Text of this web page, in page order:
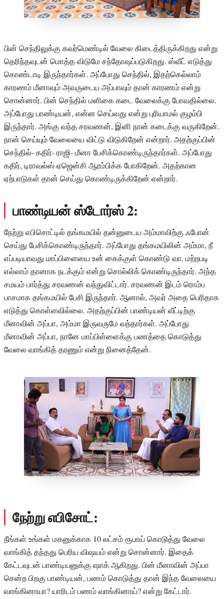
பின் செந்திலுக்கு கவர்மெண்டில் வேலை கிடைத்திருக்கிறது என்று
தெரிந்தவுடன் மொத்த விடுமே சந்தோஷப்படுகிறது. ஸ்வீட் எடுத்து
கொண்டாடி இருந்தார்கள். அப்போது செந்தில், இதற்கெல்லாம்
காரணம் மீனாவும் அவருடைய அப்பாவும் தான் காரணம் என்று
சொன்னார். பின் செந்தில் மளிகை கடை வேலைக்கு போவதில்லை.
அப்போது பாண்டியன், என்ன செய்வது என்று புரியாமல் குழம்பி
இருந்தார். அங்கு வந்த சரவணன், இனி நான் கடைக்கு வருகிறேன்.
நான் செய்யும் வேலையை விட்டு விடுகிறேன் என்றார். அதற்குப்பின்
செந்தில்- கதிர்- ராஜி- மீனா பேசிக்கொண்டிருந்தார்கள். அப்போது
கதிர், டிராவல்ஸ் ஏஜென்சி ஆரம்பிக்க போகிறேன். அதற்கான
ஏற்பாடுகள் தான் செய்து கொண்டிருக்கிறேன் என்றார்.
பாண்டியன் ஸ்டோர்ஸ் 2:
நேற்று எபிசொட்டில் தங்கமயில் தன்னுடைய அம்மாவிற்கு ஃபோன்
செய்து பேசிக்கொண்டிருந்தார். அப்போது தங்கமயிலின் அம்மா, நீ
எப்படியாவது மாப்பிளையை உன் கைக்குள் கொண்டு வா. மற்றபடி
எல்லாம் தானாக நடக்கும் என்று சொல்லிக் கொண்டிருந்தார். அந்த
சமயம் பார்த்து சரவணன் வந்துவிட்டார். சரவணன் இடம் ரொம்ப
பாசமாக தங்கமயில் பேசி இருந்தார். ஆனால், அவர் அதை பெரிதாக
எடுத்து கொள்ளவில்லை. அதற்குப்பின் பாண்டியன் வீட்டிற்கு
மீனாவின் அப்பா, அம்மா இருவருமே வந்தார்கள். அப்போது
மீனாவின் அப்பா, நானே மாப்பிள்ளைக்கு பணத்தை கொடுத்து
வேலை வாங்கித் தரணும் என்று நினைத்தேன்.
நேற்று எபிசோட்:
நீங்கள் உங்கள் மகனுக்காக 10 லட்சம் ரூபாய் கொடுத்து வேலை
வாங்கித் தந்தது பெரிய விஷயம் என்று சொன்னார். இதைக்
கேட்டவுடன் பாண்டியனுக்கு ஷாக் ஆகிறது. பின் மீனாவின் அப்பா
சென்ற பிறகு பாண்டியன், பணம் கொடுத்து தான் இந்த வேலையை
வாங்கினாயா? யாரிடம் பணம் வாங்கினாய்? என்று கேட்டார்.